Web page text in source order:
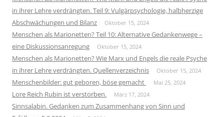
in ihrer Lehre verdrängten. Teil 9: Vulgärpsychologie, halbherzige
Abschwächungen und Bilanz
Oktober 15, 2024
Menschen als Marionetten? Teil 10: Alternative Gedankenwege –
eine Diskussionsanregung
Oktober 15, 2024
Menschen als Marionetten? Wie Marx und Engels die reale Psyche
in ihrer Lehre verdrängten. Quellenverzeichnis
Oktober 15, 2024
Menschenbilder: gut geboren, böse gemacht Mai 25, 2024
Lore Reich Rubin ist verstorben. März 17, 2024
Sinnsalabin. Gedanken zum Zusammenhang von Sinn und